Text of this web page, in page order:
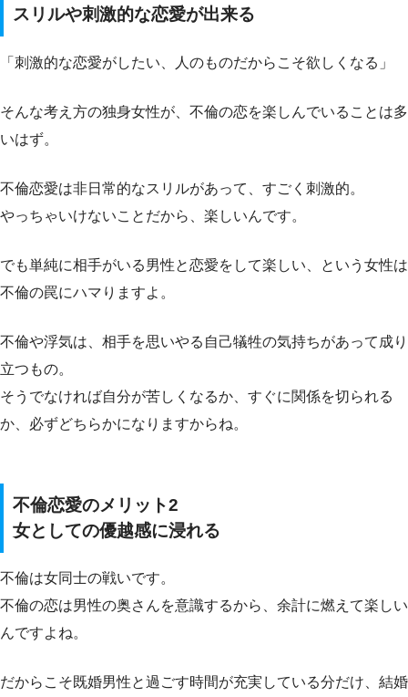
スリルや刺激的な恋愛が出来る
「刺激的な恋愛がしたい、人のものだからこそ欲しくなる」
そんな考え方の独身女性が、不倫の恋を楽しんでいることは多
いはず。
不倫恋愛は非日常的なスリルがあって、すごく刺激的。
やっちゃいけないことだから、楽しいんです。
でも単純に相手がいる男性と恋愛をして楽しい、という女性は
不倫の罠にハマりますよ。
不倫や浮気は、相手を思いやる自己犠牲の気持ちがあって成り
立つもの。
そうでなければ自分が苦しくなるか、すぐに関係を切られる
か、必ずどちらかになりますからね。
不倫恋愛のメリット2
女としての優越感に浸れる
不倫は女同士の戦いです。
不倫の恋は男性の奥さんを意識するから、余計に燃えて楽しい
んですよね。
だからこそ既婚男性と過ごす時間が充実している分だけ、結婚